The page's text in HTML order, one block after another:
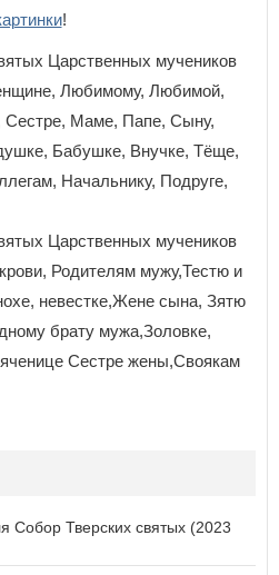
!
Царственных мучеников
Любимому, Любимой,
Маме, Папе, Сыну,
Бабушке, Внучке, Тёще,
Начальнику, Подруге,
Царственных мучеников
Родителям мужу,Тестю и
невестке,Жене сына, Зятю
брату мужа,Золовке,
Сестре жены,Своякам
Собор Тверских святых (2023